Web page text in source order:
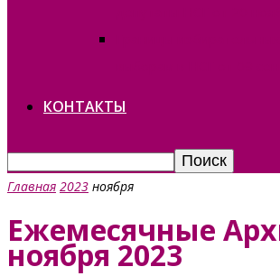
КОНТАКТЫ
Главная 2023 ноября
Ежемесячные
ноября 2023